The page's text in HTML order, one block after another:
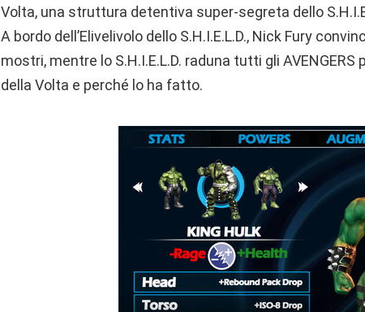
Volta, una struttura detentiva super-segreta dello
A bordo dell’Elivelivolo dello S.H.I.E.L.D., Nick Fury
mostri, mentre lo S.H.I.E.L.D. raduna tutti gli
della Volta e perché lo ha fatto.